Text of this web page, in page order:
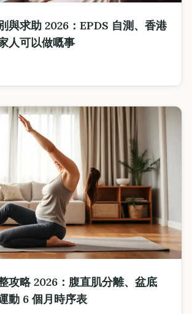
與求助 2026：EPDS 自測、香港
人可以做嘅事
攻略 2026：腹直肌分離、盆底
動 6 個月時序表